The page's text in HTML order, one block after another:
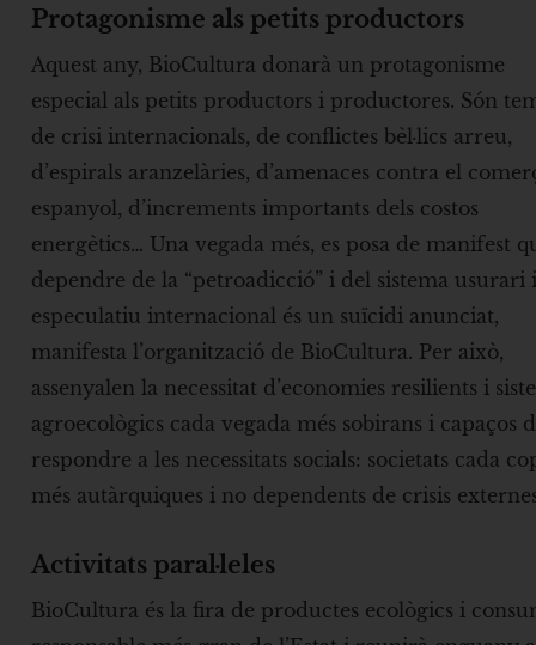
Protagonisme als petits productors
Aquest any, BioCultura donarà un protagonisme
especial als petits productors i productores. Són
de crisi internacionals, de conflictes bèl·lics arreu,
d’espirals aranzelàries, d’amenaces contra el
espanyol, d’increments importants dels costos
energètics… Una vegada més, es posa de manifest
dependre de la “petroadicció” i del sistema usurari i
especulatiu internacional és un suïcidi anunciat,
manifesta l’organització de BioCultura. Per això,
assenyalen la necessitat d’economies resilients i
agroecològics cada vegada més sobirans i capaços
respondre a les necessitats socials: societats cada
més autàrquiques i no dependents de crisis
Activitats paral·leles
BioCultura és la fira de productes ecològics i